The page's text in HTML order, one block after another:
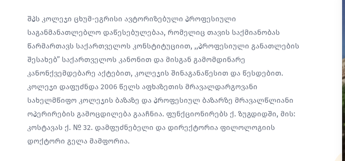
შპს კოლეჯი ცხუმ-ეგრისი ავტორიზებული პროფესიული
საგანმანათლებლო დაწესებულებაა, რომელიც თავის საქმიანობას
წარმართავს საქართველოს კონსტიტუციით, ,,პროფესიული განათლების
შესახებ” საქართველოს კანონით და მისგან გამომდინარე
კანონქვემდებარე აქტებით, კოლეჯის შინაგანაწესით და წესდებით.
კოლეჯი დაფუძნდა 2006 წელს აფხაზეთის მრავალდარგოვანი
სახელმწიფო კოლეჯის ბაზაზე და პროფესიულ ბაზარზე მრავალწლიანი
ოპერირების გამოცდილება გააჩნია. ფუნქციონირებს ქ. ზუგდიდში, მის:
კოსტავას ქ. № 32. დამფუძნებელი და დირექტორია ფილოლოგიის
დოქტორი გელა მამფორია.